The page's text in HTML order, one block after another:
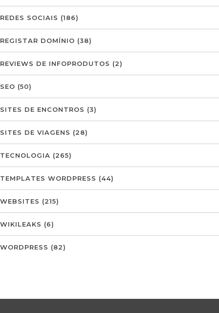
REDES SOCIAIS (186)
REGISTAR DOMÍNIO (38)
REVIEWS DE INFOPRODUTOS (2)
SEO (50)
SITES DE ENCONTROS (3)
SITES DE VIAGENS (28)
TECNOLOGIA (265)
TEMPLATES WORDPRESS (44)
WEBSITES (215)
WIKILEAKS (6)
WORDPRESS (82)